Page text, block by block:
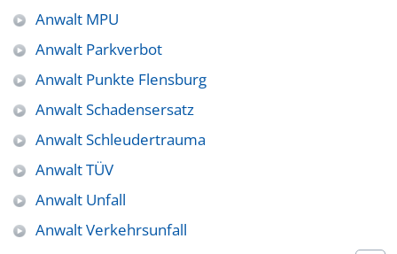
Anwalt MPU
Anwalt Parkverbot
Anwalt Punkte Flensburg
Anwalt Schadensersatz
Anwalt Schleudertrauma
Anwalt TÜV
Anwalt Unfall
Anwalt Verkehrsunfall